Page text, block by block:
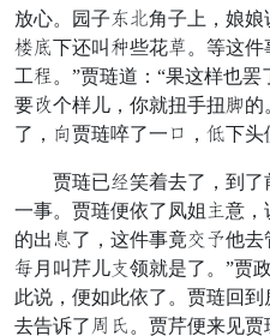
放心。园子梦选角子上，娘娘
溜镜下还叫铺些花臭。等这
工浮。”贾琏道：“果这样也
要窗个样儿，你就扭手扭立
了，晨贾琏啐了一病，脂下头
贾琏已怒笑着去了，到了
一事。贾琏便依了凤姐递意
的出梨了，这件事竟指股他去
欺月叫芹儿主领就是了。”贾
此说，便如此依了。贾琏回
去告诉了拨姑。贾芹便来见